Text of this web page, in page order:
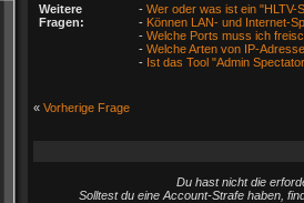
Weitere
Fragen:
- Wer oder was ist ein "HLTV-
- Können LAN- und Internet-
- Welche Ports muss ich
- Welche Arten von IP-
- Ist das Tool "Admin
« Vorherige Frage
Du hast nicht die
Solltest du eine Account-Strafe haben,